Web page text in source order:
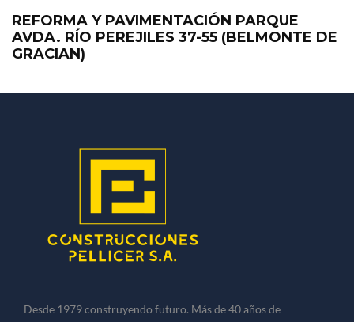
REFORMA Y PAVIMENTACIÓN PARQUE
AVDA. RÍO PEREJILES 37-55 (BELMONTE DE
GRACIAN)
Desde 1979 construyendo futuro. Más de 40 años de